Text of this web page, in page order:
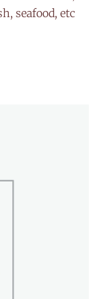
seafood, etc.”